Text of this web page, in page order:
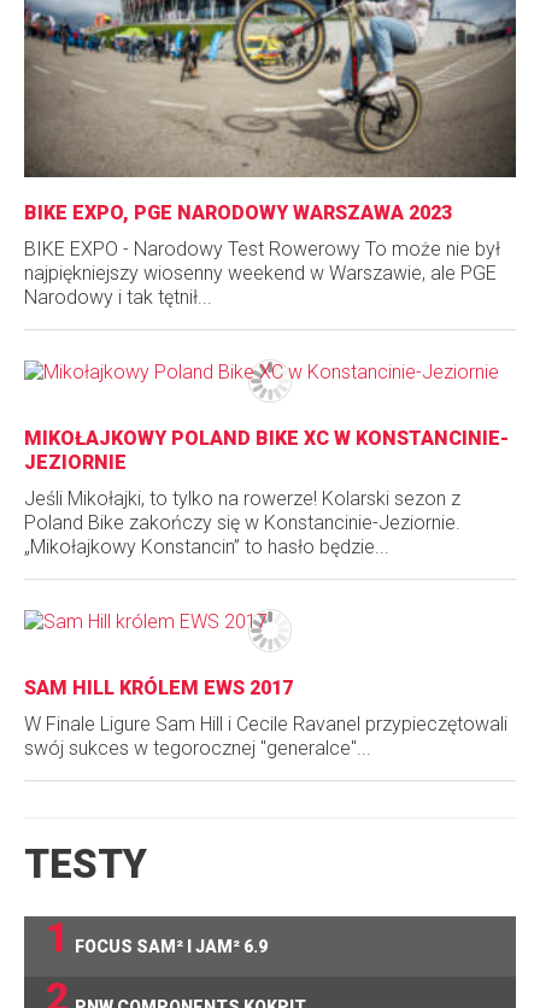
BIKE EXPO, PGE NARODOWY WARSZAWA 2023
BIKE EXPO - Narodowy Test Rowerowy To może nie był
najpiękniejszy wiosenny weekend w Warszawie, ale PGE
Narodowy i tak tętnił...
MIKOŁAJKOWY POLAND BIKE XC W KONSTANCINIE-
JEZIORNIE
Jeśli Mikołajki, to tylko na rowerze! Kolarski sezon z
Poland Bike zakończy się w Konstancinie-Jeziornie.
„Mikołajkowy Konstancin” to hasło będzie...
SAM HILL KRÓLEM EWS 2017
W Finale Ligure Sam Hill i Cecile Ravanel przypieczętowali
swój sukces w tegorocznej "generalce"...
TESTY
1
FOCUS SAM² I JAM² 6.9
2